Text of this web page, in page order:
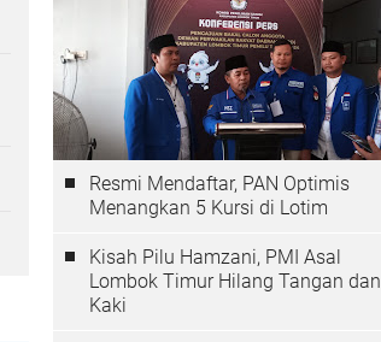
Resmi Mendaftar, PAN Optimis
Menangkan 5 Kursi di Lotim
Kisah Pilu Hamzani, PMI Asal
Lombok Timur Hilang Tangan dan
Kaki